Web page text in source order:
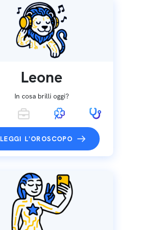
Leone
In cosa brilli oggi?
LEGGI L'OROSCOPO